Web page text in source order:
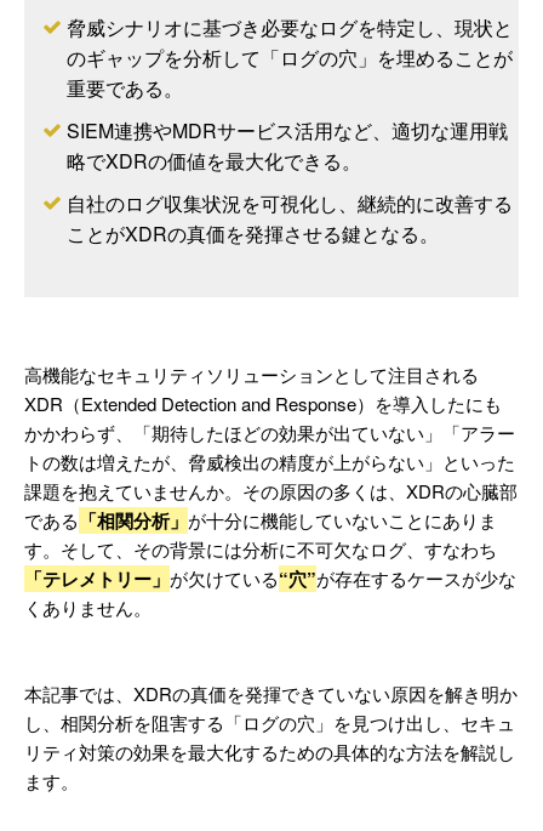
脅威シナリオに基づき必要なログを特定し、現状と
のギャップを分析して「ログの穴」を埋めることが
重要である。
SIEM連携やMDRサービス活用など、適切な運用戦
略でXDRの価値を最大化できる。
自社のログ収集状況を可視化し、継続的に改善する
ことがXDRの真価を発揮させる鍵となる。
高機能なセキュリティソリューションとして注目される
XDR（Extended Detection and Response）を導入したにも
かかわらず、「期待したほどの効果が出ていない」「アラー
トの数は増えたが、脅威検出の精度が上がらない」といった
課題を抱えていませんか。その原因の多くは、XDRの心臓部
である 「相関分析」 が十分に機能していないことにありま
す。そして、その背景には分析に不可欠なログ、すなわち
「テレメトリー」 が欠けている“穴”が存在するケースが少な
くありません。
本記事では、XDRの真価を発揮できていない原因を解き明か
し、相関分析を阻害する「ログの穴」を見つけ出し、セキュ
リティ対策の効果を最大化するための具体的な方法を解説し
ます。